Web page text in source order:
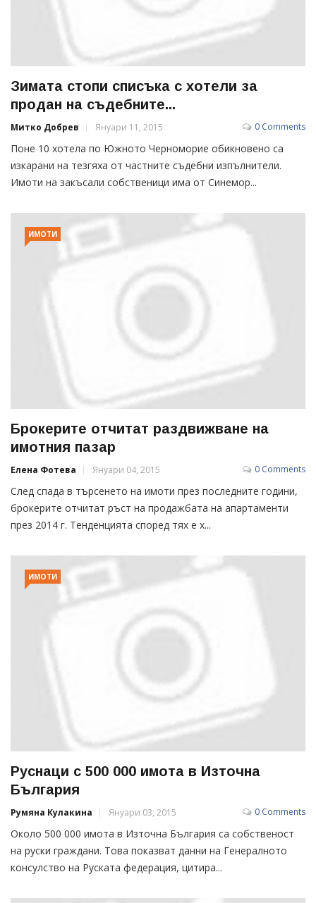
Зимата стопи списъка с хотели за
продан на съдебните...
Митко Добрев Януари 11, 2015 0 Comments
Поне 10 хотела по Южното Черноморие обикновено са
изкарани на тезгяха от частните съдебни изпълнители.
Имоти на закъсали собственици има от Синемор...
ИМОТИ
Брокерите отчитат раздвижване на
имотния пазар
Елена Фотева Януари 04, 2015 0 Comments
След спада в търсенето на имоти през последните години,
брокерите отчитат ръст на продажбата на апартаменти
през 2014 г. Тенденцията според тях е х...
ИМОТИ
Руснаци с 500 000 имота в Източна
България
Румяна Кулакина Януари 03, 2015 0 Comments
Около 500 000 имота в Източна България са собственост
на руски граждани. Това показват данни на Генералното
консулство на Руската федерация, цитира...